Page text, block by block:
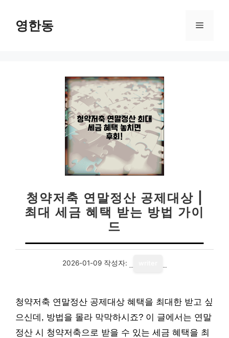
영한동 메
청약저축 연말정산 공제대상 |
최대 세금 혜택 받는 방법 가이
드
2026-01-09 작성자:
청약저축 연말정산 공제대상 혜택을 최대한 받고 싶
으신데, 방법을 몰라 막막하시죠? 이 글에서는 연말
정산 시 청약저축으로 받을 수 있는 세금 혜택을 최